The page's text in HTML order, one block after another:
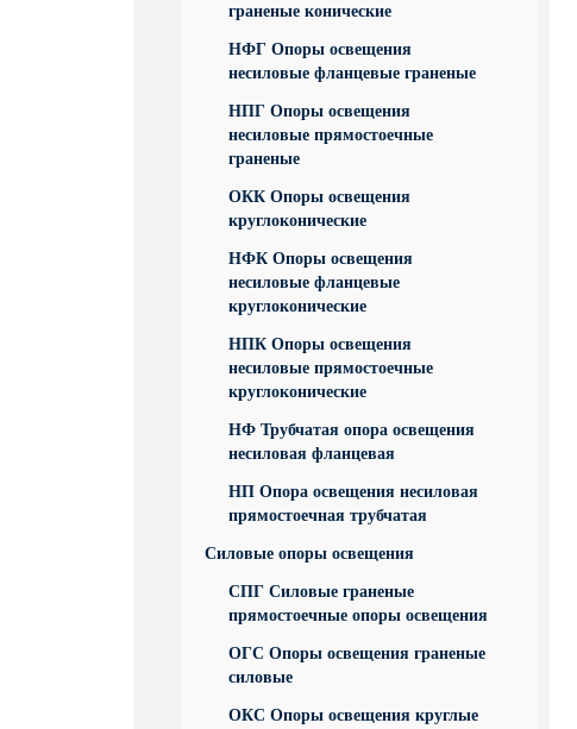
граненые конические
НФГ Опоры освещения
несиловые фланцевые граненые
НПГ Опоры освещения
несиловые прямостоечные
граненые
ОКК Опоры освещения
круглоконические
НФК Опоры освещения
несиловые фланцевые
круглоконические
НПК Опоры освещения
несиловые прямостоечные
круглоконические
НФ Трубчатая опора освещения
несиловая фланцевая
НП Опора освещения несиловая
прямостоечная трубчатая
Силовые опоры освещения
СПГ Силовые граненые
прямостоечные опоры освещения
ОГС Опоры освещения граненые
силовые
ОКС Опоры освещения круглые